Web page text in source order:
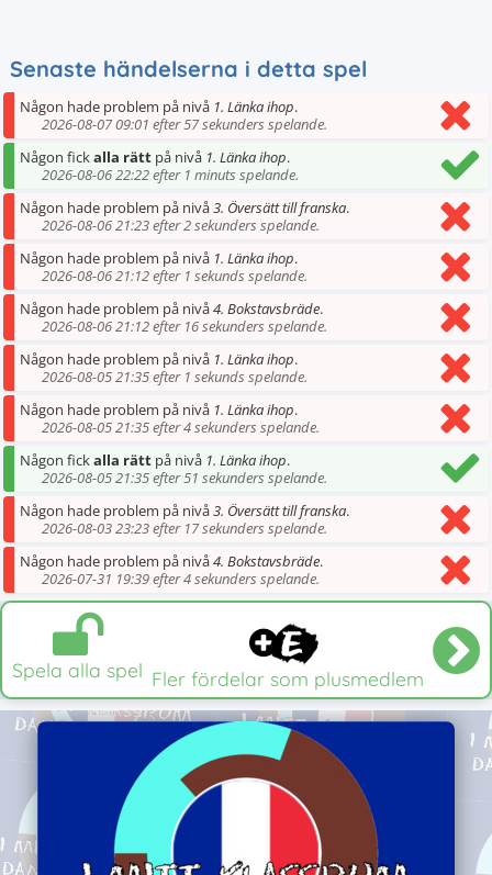
Senaste händelserna i detta spel
Någon hade problem på nivå 1. Länka ihop.
2026-08-07 09:01 efter 57 sekunders spelande.
Någon fickalla rätt på nivå 1. Länka ihop.
2026-08-06 22:22 efter 1 minuts spelande.
Någon hade problem på nivå3. Översätt till franska.
2026-08-06 21:23 efter 2 sekunders spelande.
Någon hade problem på nivå 1. Länka ihop.
2026-08-06 21:12 efter 1 sekunds spelande.
Någon hade problem på nivå4. Bokstavsbräde.
2026-08-06 21:12 efter 16 sekunders spelande.
Någon hade problem på nivå 1. Länka ihop.
2026-08-05 21:35 efter 1 sekunds spelande.
Någon hade problem på nivå 1. Länka ihop.
2026-08-05 21:35 efter 4 sekunders spelande.
Någon fickalla rätt på nivå 1. Länka ihop.
2026-08-05 21:35 efter 51 sekunders spelande.
Någon hade problem på nivå3. Översätt till franska.
2026-08-03 23:23 efter 17 sekunders spelande.
Någon hade problem på nivå4. Bokstavsbräde.
2026-07-31 19:39 efter 4 sekunders spelande.
Spela alla spel Fler fördelar som plusmedlem